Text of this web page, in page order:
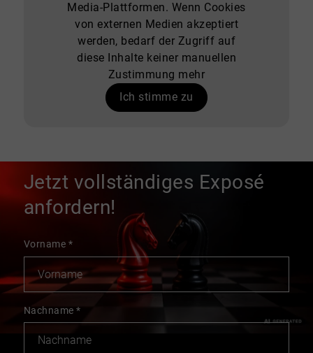
Media-Plattformen. Wenn Cookies
von externen Medien akzeptiert
werden, bedarf der Zugriff auf
diese Inhalte keiner manuellen
Zustimmung mehr
Ich stimme zu
Jetzt vollständiges Exposé
anfordern!
Vorname *
Nachname*